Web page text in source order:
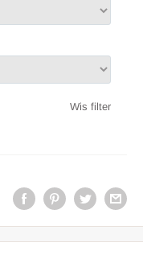
Wis filter